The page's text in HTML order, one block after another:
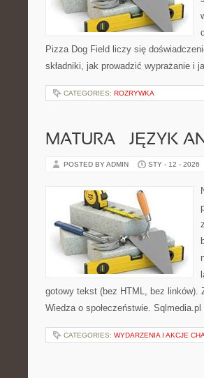
Pizza Dog Field liczy się
składniki, jak prowadzić wyprażanie i
CATEGORIES: ROZRYWKA
MATURA – JĘZYK
POSTED BY ADMIN STY - 12 - 2026
gotowy tekst (bez HTML, bez
Wiedza o społeczeństwie.
CATEGORIES: WYDARZENIA I AKCJE